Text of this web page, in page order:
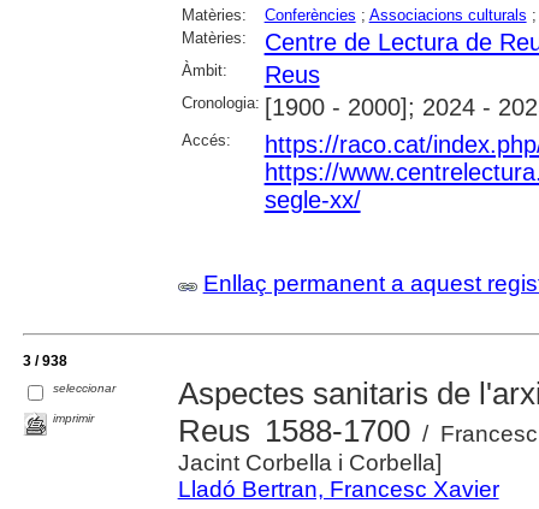
Matèries: Conferències ; Associacions culturals
Matèries:
Centre de Lectura de
Àmbit: Reus
Cronologia: [1900 - 2000]; 2024 -
Accés:
https://raco.cat/
https://
segle-xx/
Enllaç permanent a aquest
3 / 938
seleccionar
imprimir
Aspectes sanitaris de
Reus 1588-1700/ Francesc
Jacint Corbella i Corbella]
Lladó Bertran, Francesc Xavier